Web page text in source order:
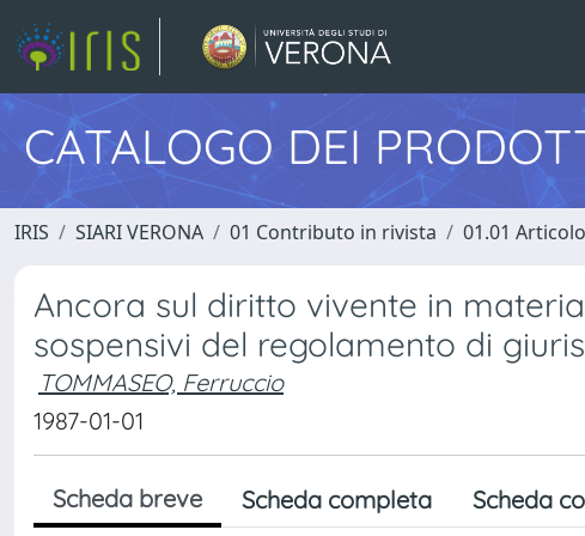
CATALOGO DEI
IRIS SIARI VERONA 01 Contributo in rivista 01.01
Ancora sul diritto vivente in
sospensivi del regolamento di
TOMMASEO, Ferruccio
1987-01-01
Scheda breve Scheda completa Scheda